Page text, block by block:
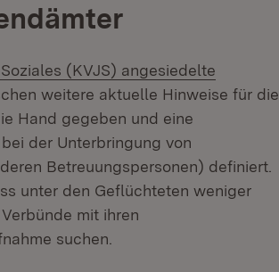
(KVJS) angesiedelte
weitere aktuelle Hinweise für die
Hand gegeben und eine
der Unterbringung von
Betreuungspersonen) definiert.
unter den Geflüchteten weniger
mit ihren
suchen.